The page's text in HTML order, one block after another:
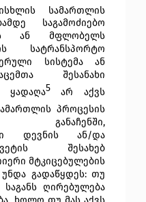
სამართლის
საგამოძიებო
ან მფლობელს
სატრანსპორტო
სისტემა ან
შესანახი
ყადაღა5არ აქვს
პროცესის
განაჩენში,
დევნის ან/და
შესახებ
მტკიცებულების
გადაწყდეს: თუ
ღირებულება